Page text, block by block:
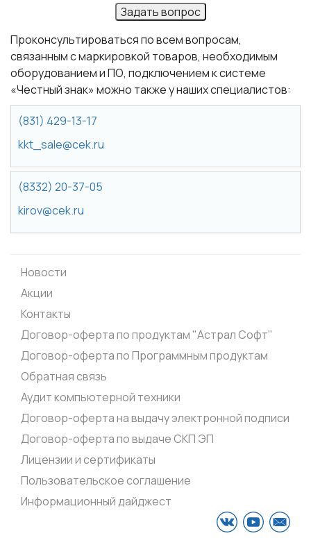
Задать вопрос
Проконсультироваться по всем вопросам,
связанным с маркировкой товаров, необходимым
оборудованием и ПО, подключением к системе
«Честный знак» можно также у наших специалистов:
(831) 429-13-17
kkt_sale@cek.ru
(8332) 20-37-05
kirov@cek.ru
Новости
Акции
Контакты
Договор-оферта по продуктам "Астрал Софт"
Договор-оферта по Программным продуктам
Обратная связь
Аудит компьютерной техники
Договор-оферта на выдачу электронной подписи
Договор-оферта по выдаче СКП ЭП
Лицензии и сертификаты
Пользовательское соглашение
Информационный дайджест